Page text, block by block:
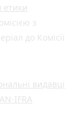
етики
з
до Комісії
видавці
IFRA